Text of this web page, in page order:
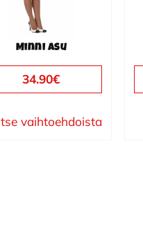
Minni asu
34.90€
vaihtoehdoista